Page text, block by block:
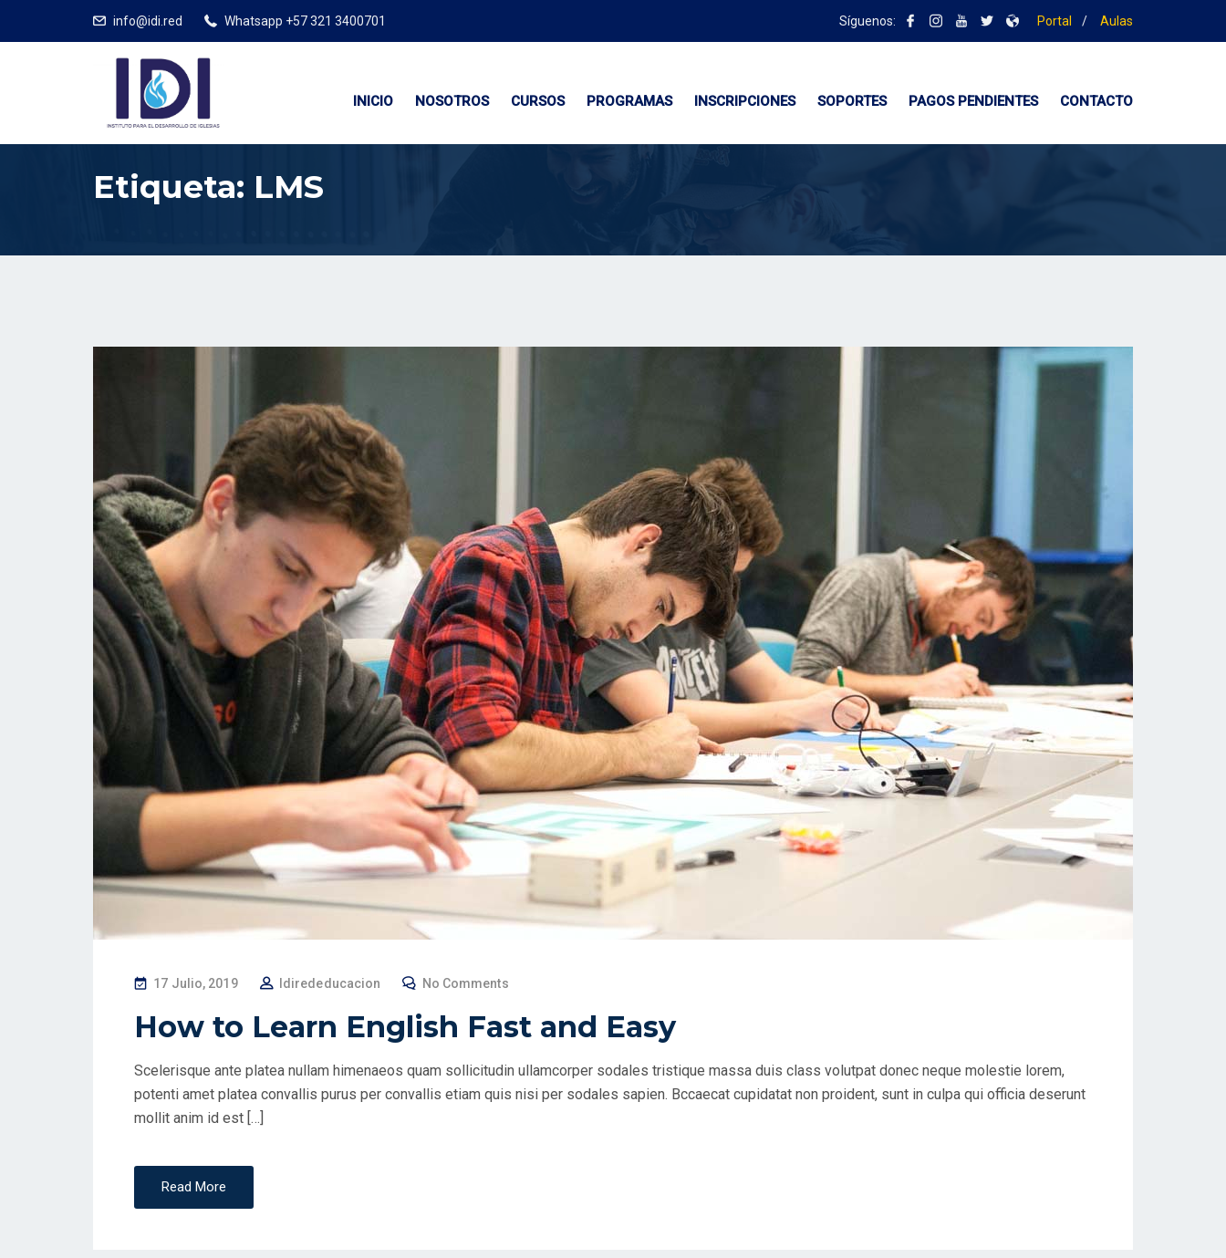
info@idi.red Whatsapp +57 321 3400701 Síguenos: Portal / Aulas
INICIO NOSOTROS CURSOS PROGRAMAS INSCRIPCIONES SOPORTES PAGOS PENDIENTES CONTACTO
Etiqueta: LMS
P
S
E
D
O
17 Julio, 2019 Idirededucacion No Comments
How to Learn English Fast and Easy
Scelerisque ante platea nullam himenaeos quam sollicitudin ullamcorper sodales tristique massa duis class volutpat donec neque molestie lorem,
potenti amet platea convallis purus per convallis etiam quis nisi per sodales sapien. Bccaecat cupidatat non proident, sunt in culpa qui officia deserunt
mollit anim id est […]
Read More